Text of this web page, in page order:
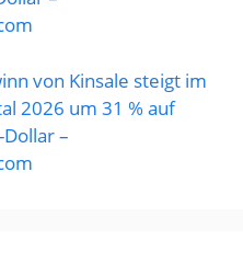
von Kinsale steigt im
2026 um 31 % auf
–